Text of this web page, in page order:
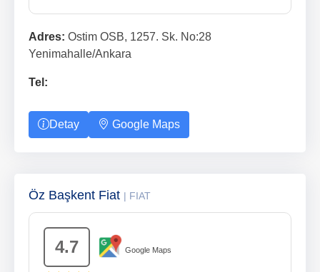
Adres: Ostim OSB, 1257. Sk. No:28
Yenimahalle/Ankara
Tel:
Detay Google Maps
Öz Başkent Fiat | FIAT
4.7 Google Maps